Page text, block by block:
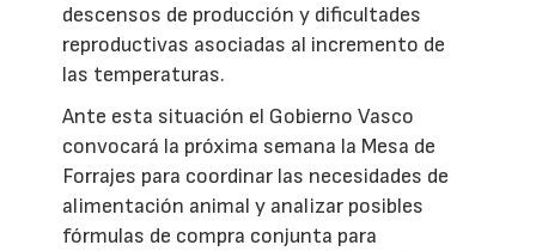
descensos de producción y dificultades
reproductivas asociadas al incremento de
las temperaturas.
Ante esta situación el Gobierno Vasco
convocará la próxima semana la Mesa de
Forrajes para coordinar las necesidades de
alimentación animal y analizar posibles
fórmulas de compra conjunta para